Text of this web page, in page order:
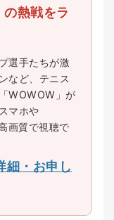
熱戦をラ
選手たちが激
など、テニス
WOWOW」が
マホや
画質で視聴で
細・お申し